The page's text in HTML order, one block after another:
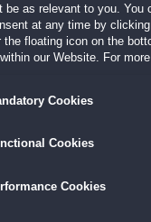
| AGB|Impressum
be as relevant to you. You
at any time by
the floating icon on the
our Website. For
Cookies
Cookies
Cookies